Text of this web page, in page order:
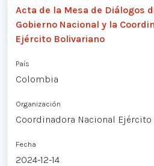
Acta de la Mesa de Diálogos
Gobierno Nacional y la
Ejército Bolivariano
País
Colombia
Organización
Coordinadora Nacional Ejército
Fecha
2024-12-14